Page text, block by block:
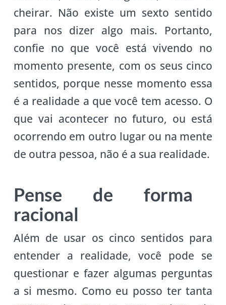
cheirar. Não existe um sexto sentido
para nos dizer algo mais. Portanto,
confie no que você está vivendo no
momento presente, com os seus cinco
sentidos, porque nesse momento essa
é a realidade a que você tem acesso. O
que vai acontecer no futuro, ou está
ocorrendo em outro lugar ou na mente
de outra pessoa, não é a sua realidade.
Pense de forma
racional
Além de usar os cinco sentidos para
entender a realidade, você pode se
questionar e fazer algumas perguntas
a si mesmo. Como eu posso ter tanta